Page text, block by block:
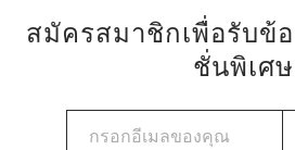
สมัครสมาชิกเพื่อรับข้
ชั่นพิเศษ